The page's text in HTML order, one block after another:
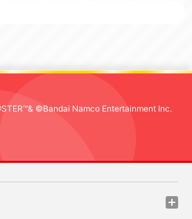
©Bandai Namco Entertainment Inc.